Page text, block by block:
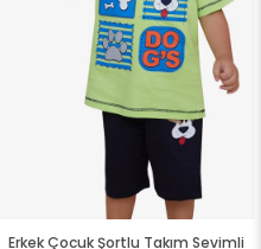
Erkek Çocuk Şortlu Takım Sevimli